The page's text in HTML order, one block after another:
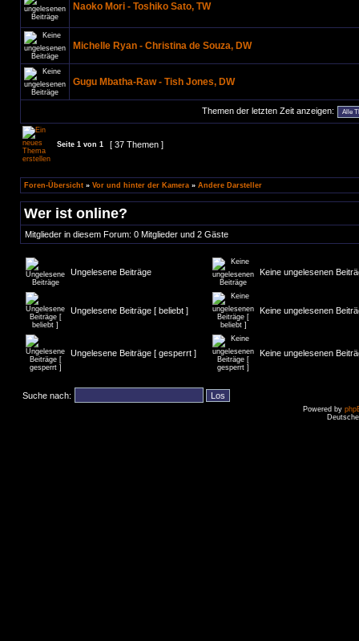
Naoko Mori - Toshiko Sato, TW
Michelle Ryan - Christina de Souza, DW
Gugu Mbatha-Raw - Tish Jones, DW
Themen der letzten Zeit anzeigen:
Seite 1 von 1 [ 37 Themen ]
Foren-Übersicht » Vor und hinter der Kamera » Andere Darsteller
Wer ist online?
Mitglieder in diesem Forum: 0 Mitglieder und 2 Gäste
Ungelesene Beiträge Keine ungelesenen
Ungelesene Beiträge [ beliebt ] Keine ungelesenen
Ungelesene Beiträge [ gesperrt ] Keine ungelesenen
Suche nach:
Powered by